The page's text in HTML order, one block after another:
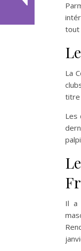
tout
La
titre
Les
Il a